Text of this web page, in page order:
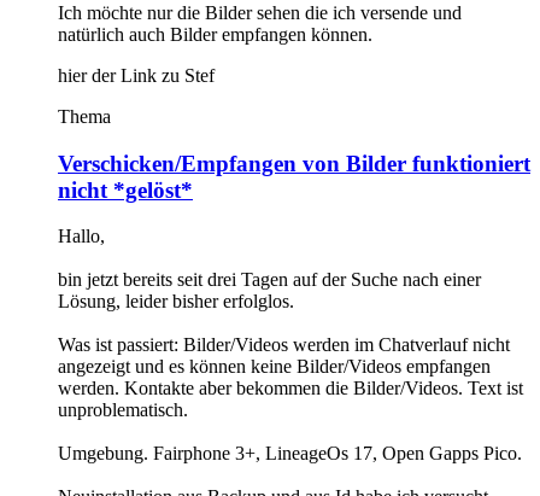
Ich möchte nur die Bilder sehen die ich versende und
natürlich auch Bilder empfangen können.
hier der Link zu Stef
Thema
Verschicken/Empfangen von Bilder funktioniert
nicht *gelöst*
Hallo,
bin jetzt bereits seit drei Tagen auf der Suche nach einer
Lösung, leider bisher erfolglos.
Was ist passiert: Bilder/Videos werden im Chatverlauf nicht
angezeigt und es können keine Bilder/Videos empfangen
werden. Kontakte aber bekommen die Bilder/Videos. Text ist
unproblematisch.
Umgebung. Fairphone 3+, LineageOs 17, Open Gapps Pico.